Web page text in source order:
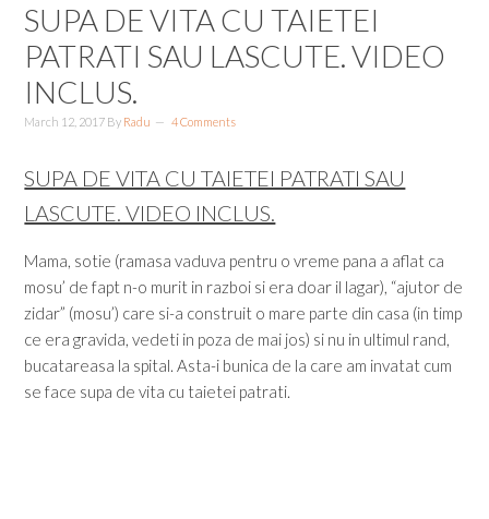
SUPA DE VITA CU TAIETEI
PATRATI SAU LASCUTE. VIDEO
INCLUS.
March 12, 2017 By Radu 4 Comments
SUPA DE VITA CU TAIETEI PATRATI SAU
LASCUTE. VIDEO INCLUS.
Mama, sotie (ramasa vaduva pentru o vreme pana a aflat ca
mosu’ de fapt n-o murit in razboi si era doar il lagar), “ajutor de
zidar” (mosu’) care si-a construit o mare parte din casa (in timp
ce era gravida, vedeti in poza de mai jos) si nu in ultimul rand,
bucatareasa la spital. Asta-i bunica de la care am invatat cum
se face supa de vita cu taietei patrati.